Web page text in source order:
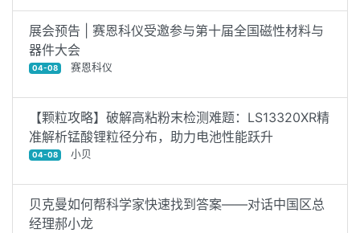
展会预告 | 赛恩科仪受邀参与第十届全国磁性材料与
器件大会
04-08 赛恩科仪
【颗粒攻略】破解高粘粉末检测难题：LS13320XR精
准解析锰酸锂粒径分布，助力电池性能跃升
04-08 小贝
贝克曼如何帮科学家快速找到答案——对话中国区总
经理郝小龙